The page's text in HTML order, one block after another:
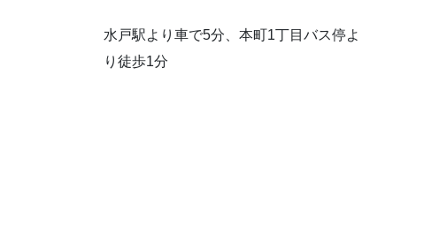
水戸駅より車で5分、本町1丁目バス停よ
り徒歩1分